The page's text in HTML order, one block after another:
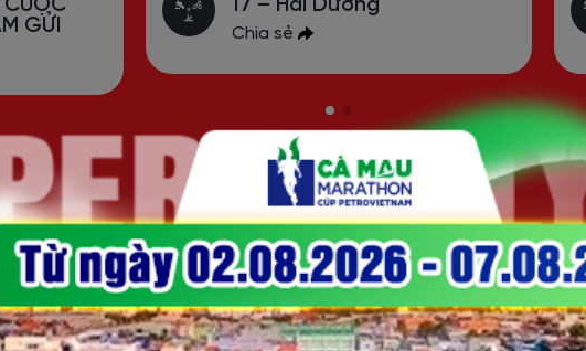
CUỘC
GỬI
17 – Hải Dương
Chia sẻ
XEM THÊM
GIẢI ONLINE DOANH NGHIỆP/TỔ CHỨC/